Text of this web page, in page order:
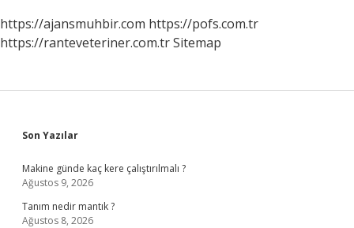
https://ajansmuhbir.com https://pofs.com.tr
https://ranteveteriner.com.trSitemap
Sidebar
Son Yazılar
Makine günde kaç kere çalıştırılmalı ?
Ağustos 9, 2026
Tanım nedir mantık ?
Ağustos 8, 2026